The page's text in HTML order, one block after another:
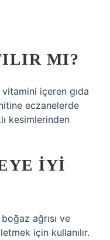
MI?
içeren gıda
eczanelerde
kesimlerinden
IYI
ağrısı ve
için kullanılır.